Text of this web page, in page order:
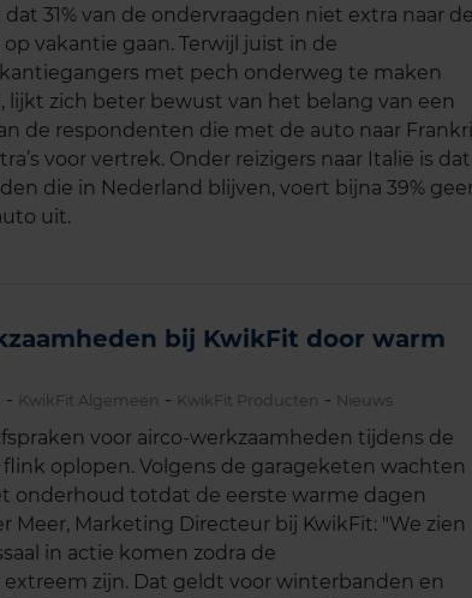
31% van de ondervraagden niet extra naar de
vakantie gaan. Terwijl juist in de
met pech onderweg te maken
lijkt zich beter bewust van het belang van een
de respondenten die met de auto naar
voor vertrek. Onder reizigers naar Italië is dat
die in Nederland blijven, voert bijna 39%
uit.
bij KwikFit door warm
- KwikFit Algemeen - KwikFit Producten - Nieuws
voor airco-werkzaamheden tijdens de
oplopen. Volgens de garageketen wachten
onderhoud totdat de eerste warme dagen
Meer, Marketing Directeur bij KwikFit: "We zien
in actie komen zodra de
zijn. Dat geldt voor winterbanden en